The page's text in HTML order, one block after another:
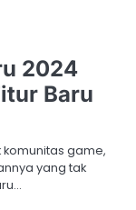
2024
Baru
game,
yang tak